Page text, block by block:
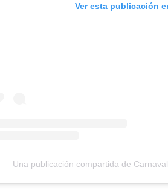
Ver esta publicación
Una publicación compartida de